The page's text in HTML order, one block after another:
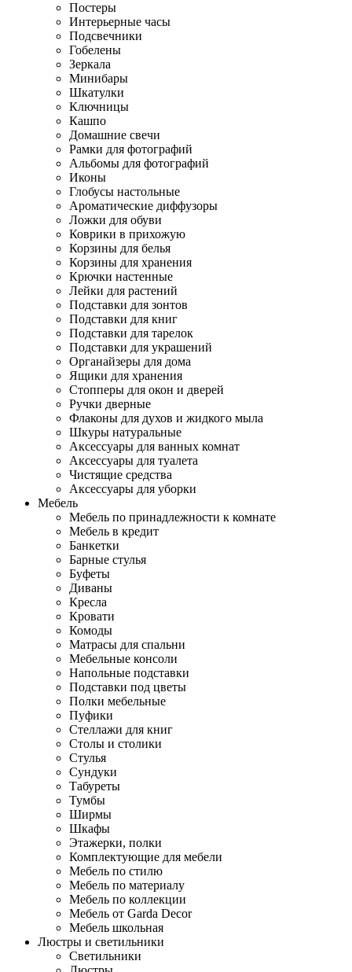
Постеры
Интерьерные часы
Подсвечники
Гобелены
Зеркала
Минибары
Шкатулки
Ключницы
Кашпо
Домашние свечи
Рамки для фотографий
Альбомы для фотографий
Иконы
Глобусы настольные
Ароматические диффузоры
Ложки для обуви
Коврики в прихожую
Корзины для белья
Корзины для хранения
Крючки настенные
Лейки для растений
Подставки для зонтов
Подставки для книг
Подставки для тарелок
Подставки для украшений
Органайзеры для дома
Ящики для хранения
Стопперы для окон и дверей
Ручки дверные
Флаконы для духов и жидкого мыла
Шкуры натуральные
Аксессуары для ванных комнат
Аксессуары для туалета
Чистящие средства
Аксессуары для уборки
Мебель
Мебель по принадлежности к комнате
Мебель в кредит
Банкетки
Барные стулья
Буфеты
Диваны
Кресла
Кровати
Комоды
Матрасы для спальни
Мебельные консоли
Напольные подставки
Подставки под цветы
Полки мебельные
Пуфики
Стеллажи для книг
Столы и столики
Стулья
Сундуки
Табуреты
Тумбы
Ширмы
Шкафы
Этажерки, полки
Комплектующие для мебели
Мебель по стилю
Мебель по материалу
Мебель по коллекции
Мебель от Garda Decor
Мебель школьная
Люстры и светильники
Светильники